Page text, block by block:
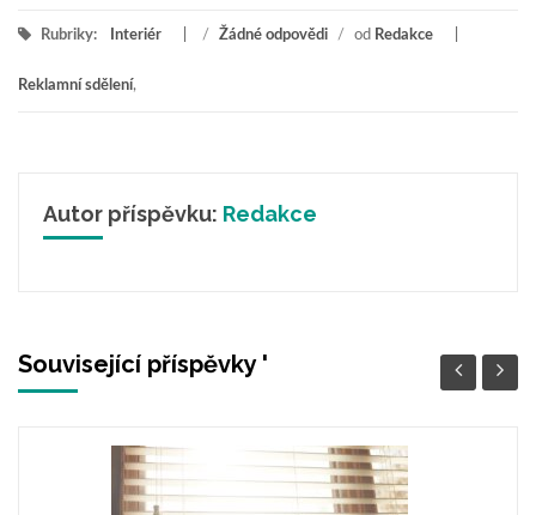
Rubriky: Interiér / Žádné odpovědi / od Redakce
Reklamní sdělení,
Autor příspěvku: Redakce
Související příspěvky '